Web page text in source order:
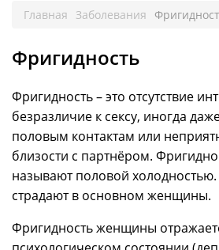
Главная Заболевания
Фригидность
Фригидность – это отсутствие
безразличие к сексу, иногда
половым контактам или
близости с партнёром.
называют половой
страдают в основном женщины.
Фригидность женщины